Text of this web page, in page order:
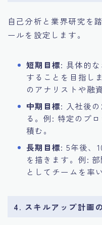
自己分析と業界研究を
ールを設定します。
短期目標: 具体的
することを目指し
のアナリストや融
中期目標: 入社後
る。例: 特定のプ
積む。
長期目標: 5年後、
を描きます。例:
としてチームを率
4. スキルアップ計画